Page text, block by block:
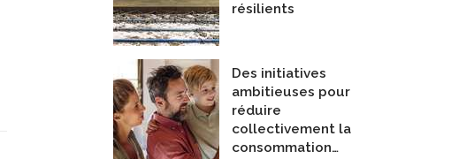
résilients
Des initiatives
ambitieuses pour
réduire
collectivement la
consommation…